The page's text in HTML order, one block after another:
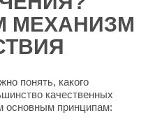
МЕХАНИЗМ
понять, какого
качественных
основным принципам: